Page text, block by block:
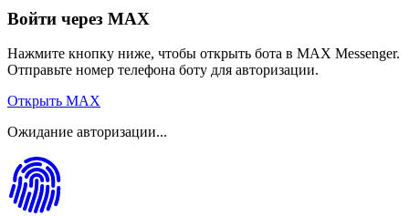
Войти через MAX
Нажмите кнопку ниже, чтобы открыть бота в MAX Messenger.
Отправьте номер телефона боту для авторизации.
Открыть MAX
Ожидание авторизации...